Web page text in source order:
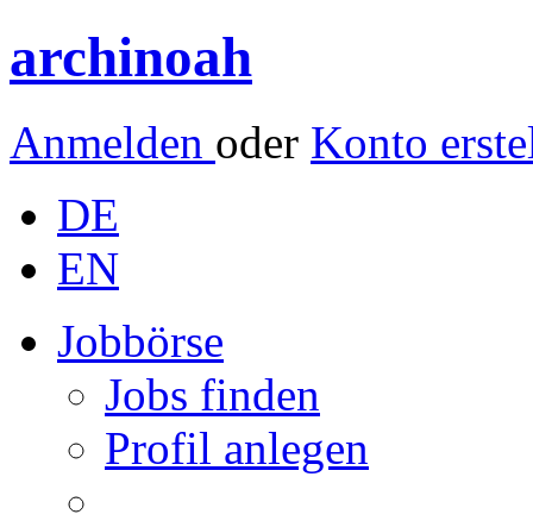
archinoah
Anmelden oder Konto
DE
EN
Jobbörse
Jobs finden
Profil anlegen